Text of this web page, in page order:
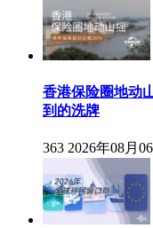
香港保险圈地动
到的洗牌
363 2026年08月